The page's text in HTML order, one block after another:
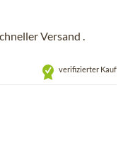
Versand .
verifizierter Kauf